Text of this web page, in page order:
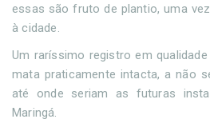
essas são fruto de plantio, uma
à cidade.
Um raríssimo registro em
mata praticamente intacta, a não
até onde seriam as futuras
Maringá.